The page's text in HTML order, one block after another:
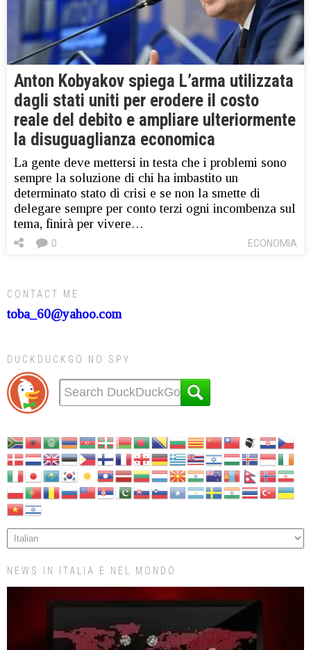
Anton Kobyakov spiega L’arma utilizzata
dagli stati uniti per erodere il costo
reale del debito e ampliare ulteriormente
la disuguaglianza economica
La gente deve mettersi in testa che i problemi sono
sempre la soluzione di chi ha imbastito un
determinato stato di crisi e se non la smette di
delegare sempre per conto terzi ogni incombenza sul
tema, finirà per vivere…
ECONOMIA
0
CONTACT ME
toba_60@yahoo.com
DUCKDUCKGO NO SPY
NEWS IN ITALIA E NEL MONDO